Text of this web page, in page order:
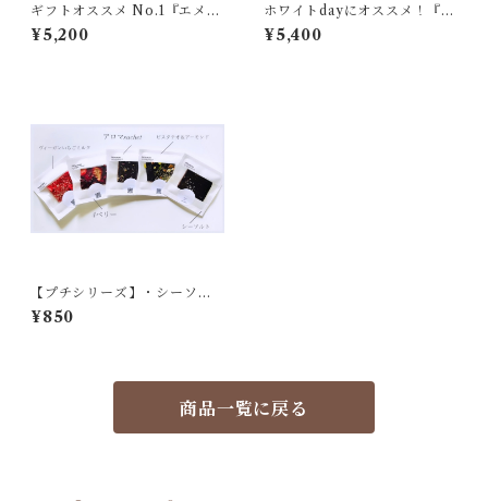
ギフトオススメ No.1『エメロ
ーギフト BOX6』6枚入 アソ
ート
¥5,200
ホワイトdayにオススメ！『エ
メローギフトBOX 6』6枚入
アソート
¥5,400
【プチシリーズ】・シーソル
ト ・ピスタチオ＆アーモンド
・Aroma sachet No.1
¥850
商品一覧に戻る